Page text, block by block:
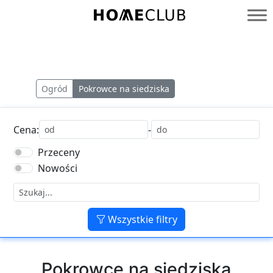
Homeclub
Ogród Pokrowce na siedziska
Cena:
-
Przeceny
Nowości
Wszystkie filtry